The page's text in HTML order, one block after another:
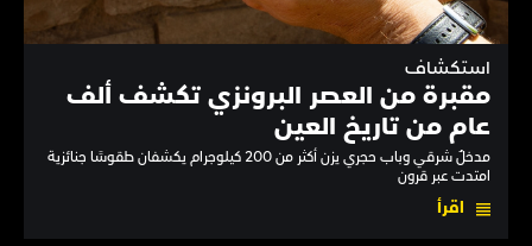
استكشاف
مقبرة من العصر البرونزي تكشف ألف
عام من تاريخ العين
مدخلٌ شرقي وباب حجري يزن أكثر من 200 كيلوجرام يكشفان طقوسًا جنائزية
امتدت عبر قرون
اقرأ